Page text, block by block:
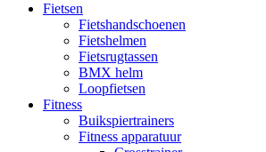
Fietsen
Fietshandschoenen
Fietshelmen
Fietsrugtassen
BMX helm
Loopfietsen
Fitness
Buikspiertrainers
Fitness apparatuur